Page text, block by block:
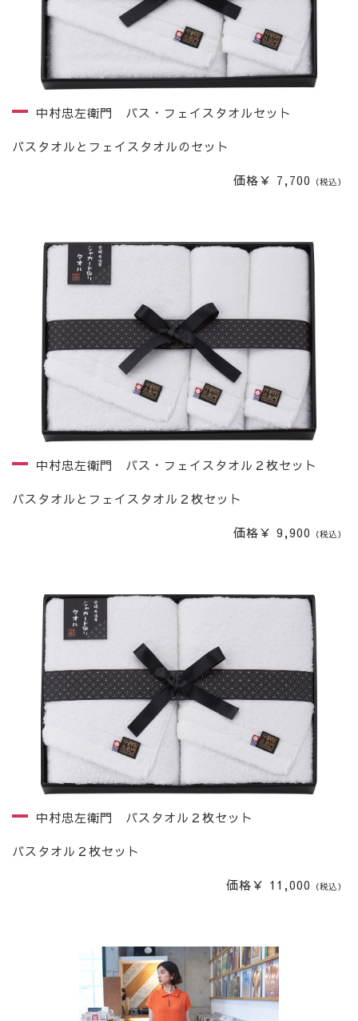
中村忠左衛門 バス・フェイスタオルセット
バスタオルとフェイスタオルのセット
価格￥ 7,700 （税込）
中村忠左衛門 バス・フェイスタオル２枚セット
バスタオルとフェイスタオル２枚セット
価格￥ 9,900 （税込）
中村忠左衛門 バスタオル２枚セット
バスタオル２枚セット
価格￥ 11,000 （税込）